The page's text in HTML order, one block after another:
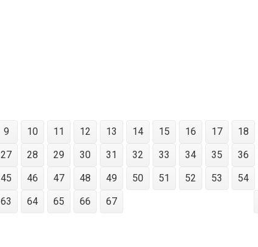
9 10 11 12 13 14 15 16 17
18
27 28 29 30 31 32 33 34 35
36
45 46 47 48 49 50 51 52 53
54
63 64 65 66 67